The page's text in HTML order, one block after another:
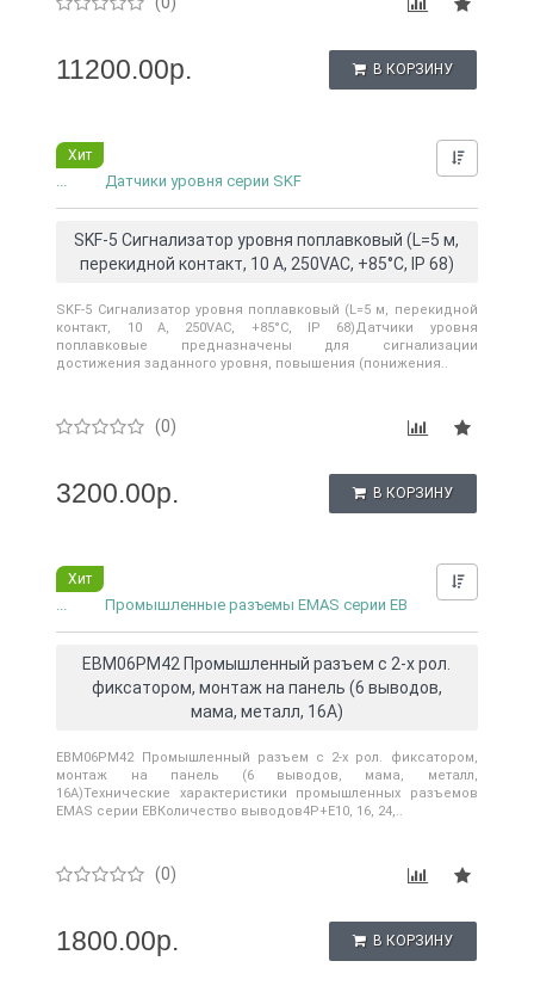
11200.00р. В КОРЗИНУ
Хит
Датчики уровня серии SKF
SKF-5 Сигнализатор уровня поплавковый (L=5 м,
перекидной контакт, 10 А, 250VAC, +85°С, IP 68)
SKF-5 Сигнализатор уровня поплавковый (L=5 м, перекидной
контакт, 10 А, 250VAC, +85°С, IP 68)Датчики уровня
поплавковые предназначены для сигнализации
достижения заданного уровня, повышения (понижения..
(0)
3200.00р. В КОРЗИНУ
Хит
Промышленные разъемы EMAS серии EB
EBM06PM42 Промышленный разъем с 2-х рол.
фиксатором, монтаж на панель (6 выводов,
мама, металл, 16А)
EBM06PM42 Промышленный разъем с 2-х рол. фиксатором,
монтаж на панель (6 выводов, мама, металл,
16А)Технические характеристики промышленных разъемов
EMAS серии EBКоличество выводов4P+E10, 16, 24,..
(0)
1800.00р. В КОРЗИНУ